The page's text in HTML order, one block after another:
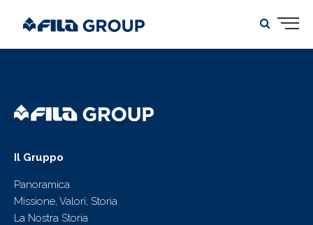
Il Gruppo
Panoramica
Missione, Valori, Storia
La Nostra Storia